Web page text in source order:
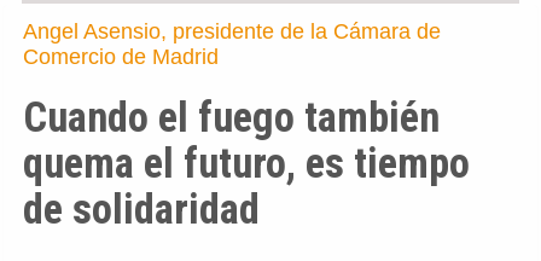
Angel Asensio, presidente de la Cámara de
Comercio de Madrid
Cuando el fuego también
quema el futuro, es tiempo
de solidaridad